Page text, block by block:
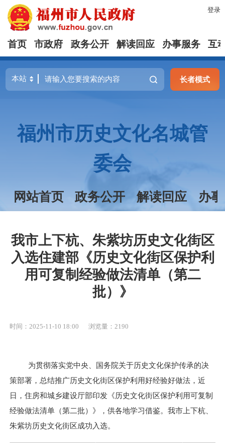
登录
首页 市政府 政务公开 解读回应 办事服务 互
长者模式
福州市历史文化名城管
委会
网站首页 政务公开 解读回应 办
我市上下杭、朱紫坊历史文化街区
入选住建部《历史文化街区保护利
用可复制经验做法清单（第二
批）》
时间：2025-11-10 18:00 浏览量：2190
为贯彻落实党中央、国务院关于历史文化保护传承的决
策部署，总结推广历史文化街区保护利用好经验好做法，近
日，住房和城乡建设厅部印发《历史文化街区保护利用可复制
经验做法清单（第二批）》，供各地学习借鉴。我市上下杭、
朱紫坊历史文化街区成功入选。